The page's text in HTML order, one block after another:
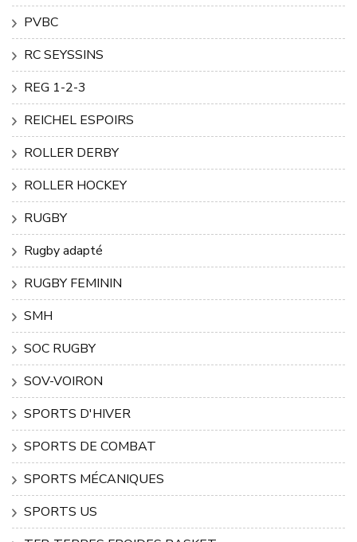
PVBC
RC SEYSSINS
REG 1-2-3
REICHEL ESPOIRS
ROLLER DERBY
ROLLER HOCKEY
RUGBY
Rugby adapté
RUGBY FEMININ
SMH
SOC RUGBY
SOV-VOIRON
SPORTS D'HIVER
SPORTS DE COMBAT
SPORTS MÉCANIQUES
SPORTS US